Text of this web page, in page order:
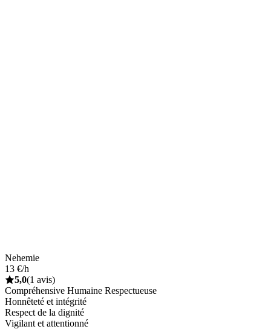
Nehemie
13 €/h
5,0(1 avis)
Compréhensive Humaine Respectueuse
Honnêteté et intégrité
Respect de la dignité
Vigilant et attentionné